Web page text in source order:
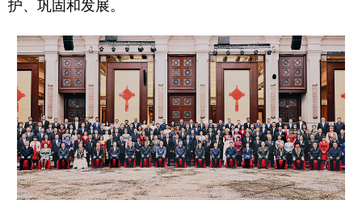
护、巩固和发展。